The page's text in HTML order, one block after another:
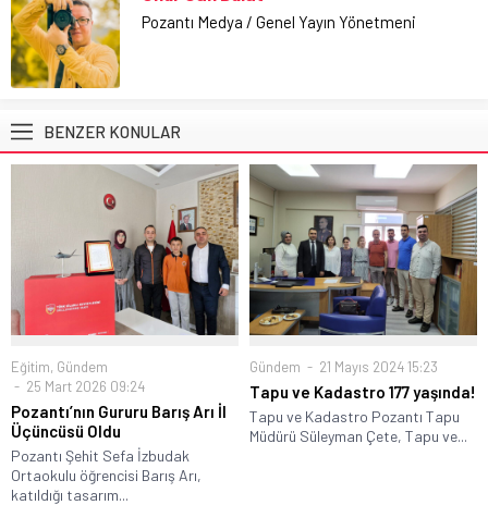
Pozantı Medya / Genel Yayın Yönetmeni
BENZER KONULAR
Eğitim, Gündem
25 Mart 2026 09:24
Pozantı’nın Gururu Barış Arı İl
Üçüncüsü Oldu
Pozantı Şehit Sefa İzbudak
Ortaokulu öğrencisi Barış Arı,
katıldığı tasarım...
Gündem 21 Mayıs 2024 15:23
Tapu ve Kadastro 177 yaşında!
Tapu ve Kadastro Pozantı Tapu
Müdürü Süleyman Çete, Tapu ve...